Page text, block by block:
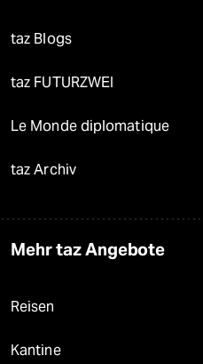
taz Blogs
taz FUTURZWEI
Le Monde diplomatique
taz Archiv
Mehr taz Angebote
Reisen
Kantine